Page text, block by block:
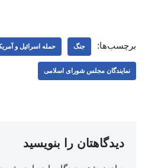
برچسب‌ها: جنگ حمله اسرائیل و
نمایندگان مجلس شورای اسلامی
دیدگاهتان را بنویسید